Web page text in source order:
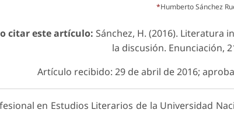
*Humberto Sánchez
citar este artículo: Sánchez, H. (2016). Literatura
la discusión. Enunciación,
Artículo recibido: 29 de abril de 2016;
en Estudios Literarios de la Universidad